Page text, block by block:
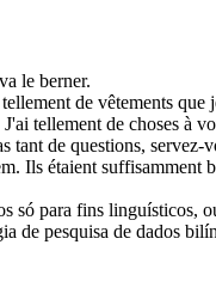
le berner.
tellement de vêtements que
J'ai tellement de choses à
tant de questions, servez-
Ils étaient suffisamment
só para fins linguísticos,
de pesquisa de dados